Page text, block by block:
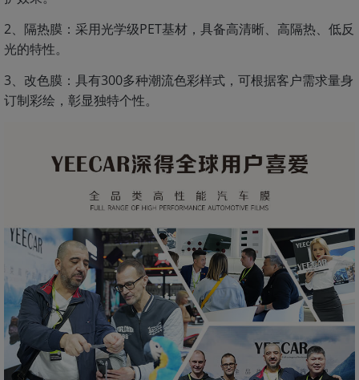
2、隔热膜：采用光学级PET基材，具备高清晰、高隔热、低反
光的特性。
3、改色膜：具有300多种潮流色彩样式，可根据客户需求量身
订制彩绘，彰显独特个性。